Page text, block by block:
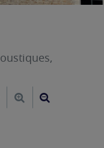
e-mail
Changer leAgrandir le